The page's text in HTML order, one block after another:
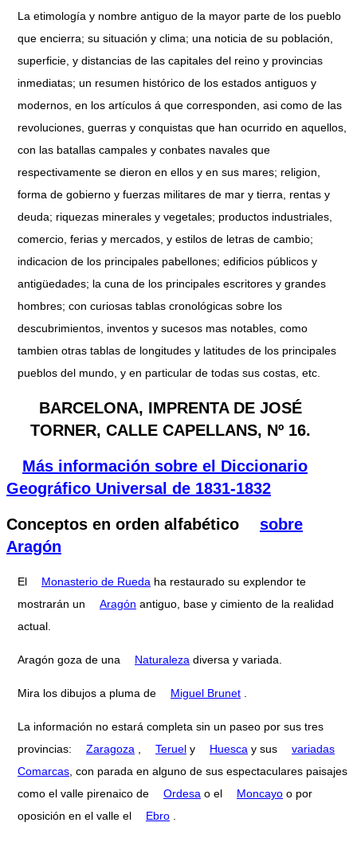
La etimología y nombre antiguo de la mayor parte de los pueblo
que encierra; su situación y clima; una noticia de su población,
superficie, y distancias de las capitales del reino y provincias
inmediatas; un resumen histórico de los estados antiguos y
modernos, en los artículos á que corresponden, asi como de las
revoluciones, guerras y conquistas que han ocurrido en aquellos,
con las batallas campales y conbates navales que
respectivamente se dieron en ellos y en sus mares; religion,
forma de gobierno y fuerzas militares de mar y tierra, rentas y
deuda; riquezas minerales y vegetales; productos industriales,
comercio, ferias y mercados, y estilos de letras de cambio;
indicacion de los principales pabellones; edificios públicos y
antigüedades; la cuna de los principales escritores y grandes
hombres; con curiosas tablas cronológicas sobre los
descubrimientos, inventos y sucesos mas notables, como
tambien otras tablas de longitudes y latitudes de los principales
pueblos del mundo, y en particular de todas sus costas, etc.
BARCELONA, IMPRENTA DE JOSÉ
TORNER, CALLE CAPELLANS, Nº 16.
Más información sobre el Diccionario
Geográfico Universal de 1831-1832
Conceptos en orden alfabético
sobre
Aragón
El Monasterio de Rueda ha restaurado su explendor te
mostrarán un
Aragón antiguo, base y cimiento de la realidad
actual.
Aragón goza de una Naturaleza diversa y variada.
Mira los dibujos a pluma de Miguel Brunet .
La información no estará completa sin un paseo por sus tres
provincias:
Zaragoza , Teruel y Huesca y sus
variadas
Comarcas, con parada en alguno de sus espectaculares paisajes
como el valle pirenaico de
Ordesa o el Moncayo o por
oposición en el valle el
Ebro .